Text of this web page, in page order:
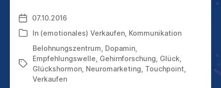
ROSAROTE-
EFFEKT
ENTSTEHEN
Veröffentlichungsdatum
07.10.2016
Kategorien
In (emotionales) Verkaufen Kommunikation
Schlagwörter
Belohnungszentrum Dopamin
Empfehlungswelle Gehirnforschung Glück
Glückshormon Neuromarketing Touchpoint
Verkaufen